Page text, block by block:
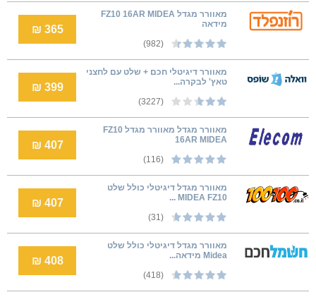
‏מאוורר מגדל FZ10 16AR MIDEA
מידאה
(982)
365 ₪
מאוורר דיגיטלי חכם + שלט עם לחצני
טאץ' לבקרה...
(3227)
399 ₪
מאוורר מגדל מאוורר מגדל FZ10
16AR MIDEA
(116)
407 ₪
מאוורר מגדל דיגיטלי כולל שלט
MIDEA FZ10 ...
(31)
407 ₪
מאוורר מגדל דיגיטלי כולל שלט
Midea מידאה...
(418)
408 ₪